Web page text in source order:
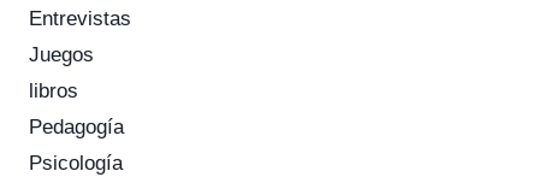
Entrevistas
Juegos
libros
Pedagogía
Psicología